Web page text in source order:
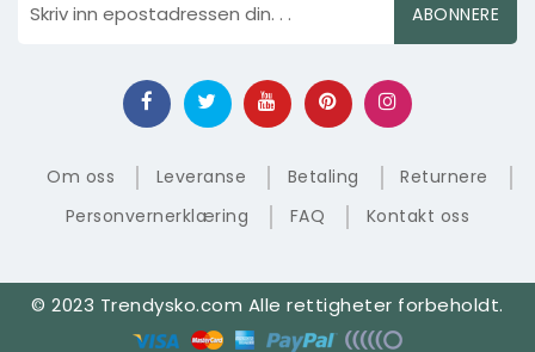
ABONNERE
Om oss Leveranse Betaling
Returnere
Personvernerklæring
FAQ Kontakt oss
© 2023 Trendysko.com Alle rettigheter forbeholdt.